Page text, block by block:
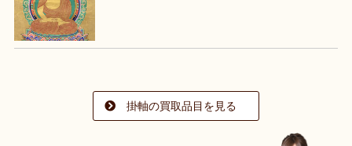
掛軸の買取品目を見る